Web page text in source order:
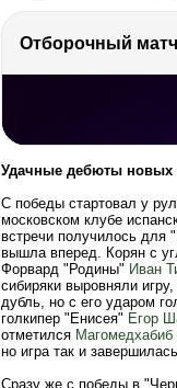
Удачные дебюты новых
С победы стартовал у
московском клубе
встречи получилось для
вышла вперед. Корян с
Форвард "Родины" Иван
сибиряки выровняли
дубль, но с его ударом
голкипер "Енисея" Егор
отметился
но игра так и
Сразу же с победы в